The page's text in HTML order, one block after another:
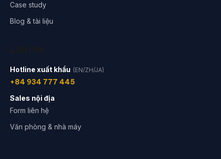
Case study
Blog & tài liệu
Hotline xuất khẩu (EN/ZH/JA)
+84 934 777 445
Sales nội địa
Form liên hệ
Văn phòng & nhà máy